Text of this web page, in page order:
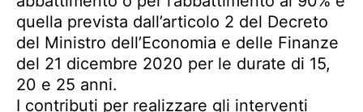
quella prevista dall’articolo 2 del Decreto
del Ministro dell’Economia e delle Finanze
del 21 dicembre 2020 per le durate di 15,
20 e 25 anni.
I contributi per realizzare gli interventi